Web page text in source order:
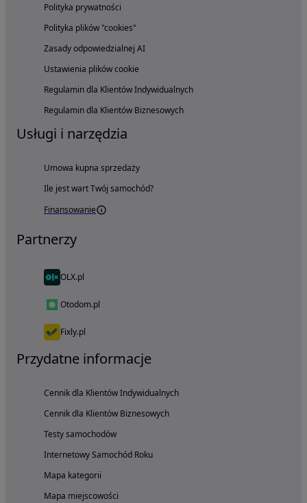
Polityka prywatności
Polityka plików "cookies"
Zasady odpowiedzialnej AI
Ustawienia plików cookie
Regulamin dla Klientów Indywidualnych
Regulamin dla Klientów Biznesowych
Usługi i narzędzia
Umowa kupna sprzedaży
Ile jest wart Twój samochód?
Finansowanie
Partnerzy
OLX.pl
Otodom.pl
Fixly.pl
Przydatne informacje
Cennik dla Klientów Indywidualnych
Cennik dla Klientów Biznesowych
Testy samochodów
Internetowy Samochód Roku
Mapa kategorii
Mapa miejscowości